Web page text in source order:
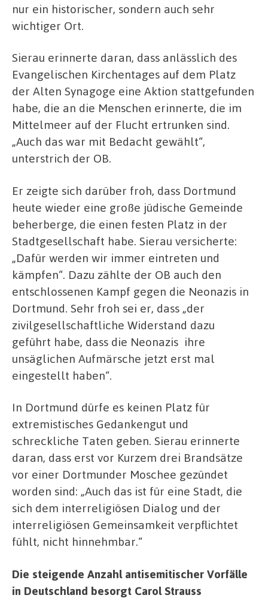
nur ein historischer, sondern auch sehr
wichtiger Ort.
Sierau erinnerte daran, dass anlässlich des
Evangelischen Kirchentages auf dem Platz
der Alten Synagoge eine Aktion stattgefunden
habe, die an die Menschen erinnerte, die im
Mittelmeer auf der Flucht ertrunken sind.
„Auch das war mit Bedacht gewählt“,
unterstrich der OB.
Er zeigte sich darüber froh, dass Dortmund
heute wieder eine große jüdische Gemeinde
beherberge, die einen festen Platz in der
Stadtgesellschaft habe. Sierau versicherte:
„Dafür werden wir immer eintreten und
kämpfen“. Dazu zählte der OB auch den
entschlossenen Kampf gegen die Neonazis in
Dortmund. Sehr froh sei er, dass „der
zivilgesellschaftliche Widerstand dazu
geführt habe, dass die Neonazis ihre
unsäglichen Aufmärsche jetzt erst mal
eingestellt haben“.
In Dortmund dürfe es keinen Platz für
extremistisches Gedankengut und
schreckliche Taten geben. Sierau erinnerte
daran, dass erst vor Kurzem drei Brandsätze
vor einer Dortmunder Moschee gezündet
worden sind: „Auch das ist für eine Stadt, die
sich dem interreligiösen Dialog und der
interreligiösen Gemeinsamkeit verpflichtet
fühlt, nicht hinnehmbar.“
Die steigende Anzahl antisemitischer Vorfälle
in Deutschland besorgt Carol Strauss